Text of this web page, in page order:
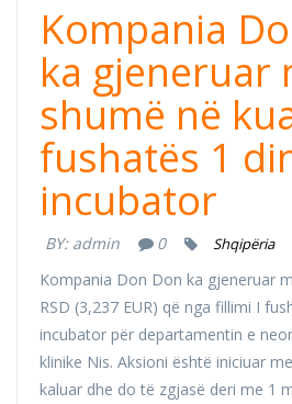
Kompania
ka gjeneruar
shumë në
fushatës 1
incubator
BY: admin 0 Shqipëria
Kompania Don Don ka gjeneruar
RSD (3,237 EUR) që nga fillimi I
incubator për departamentin e
klinike Nis. Aksioni është iniciuar
kaluar dhe do të zgjasë deri me 1